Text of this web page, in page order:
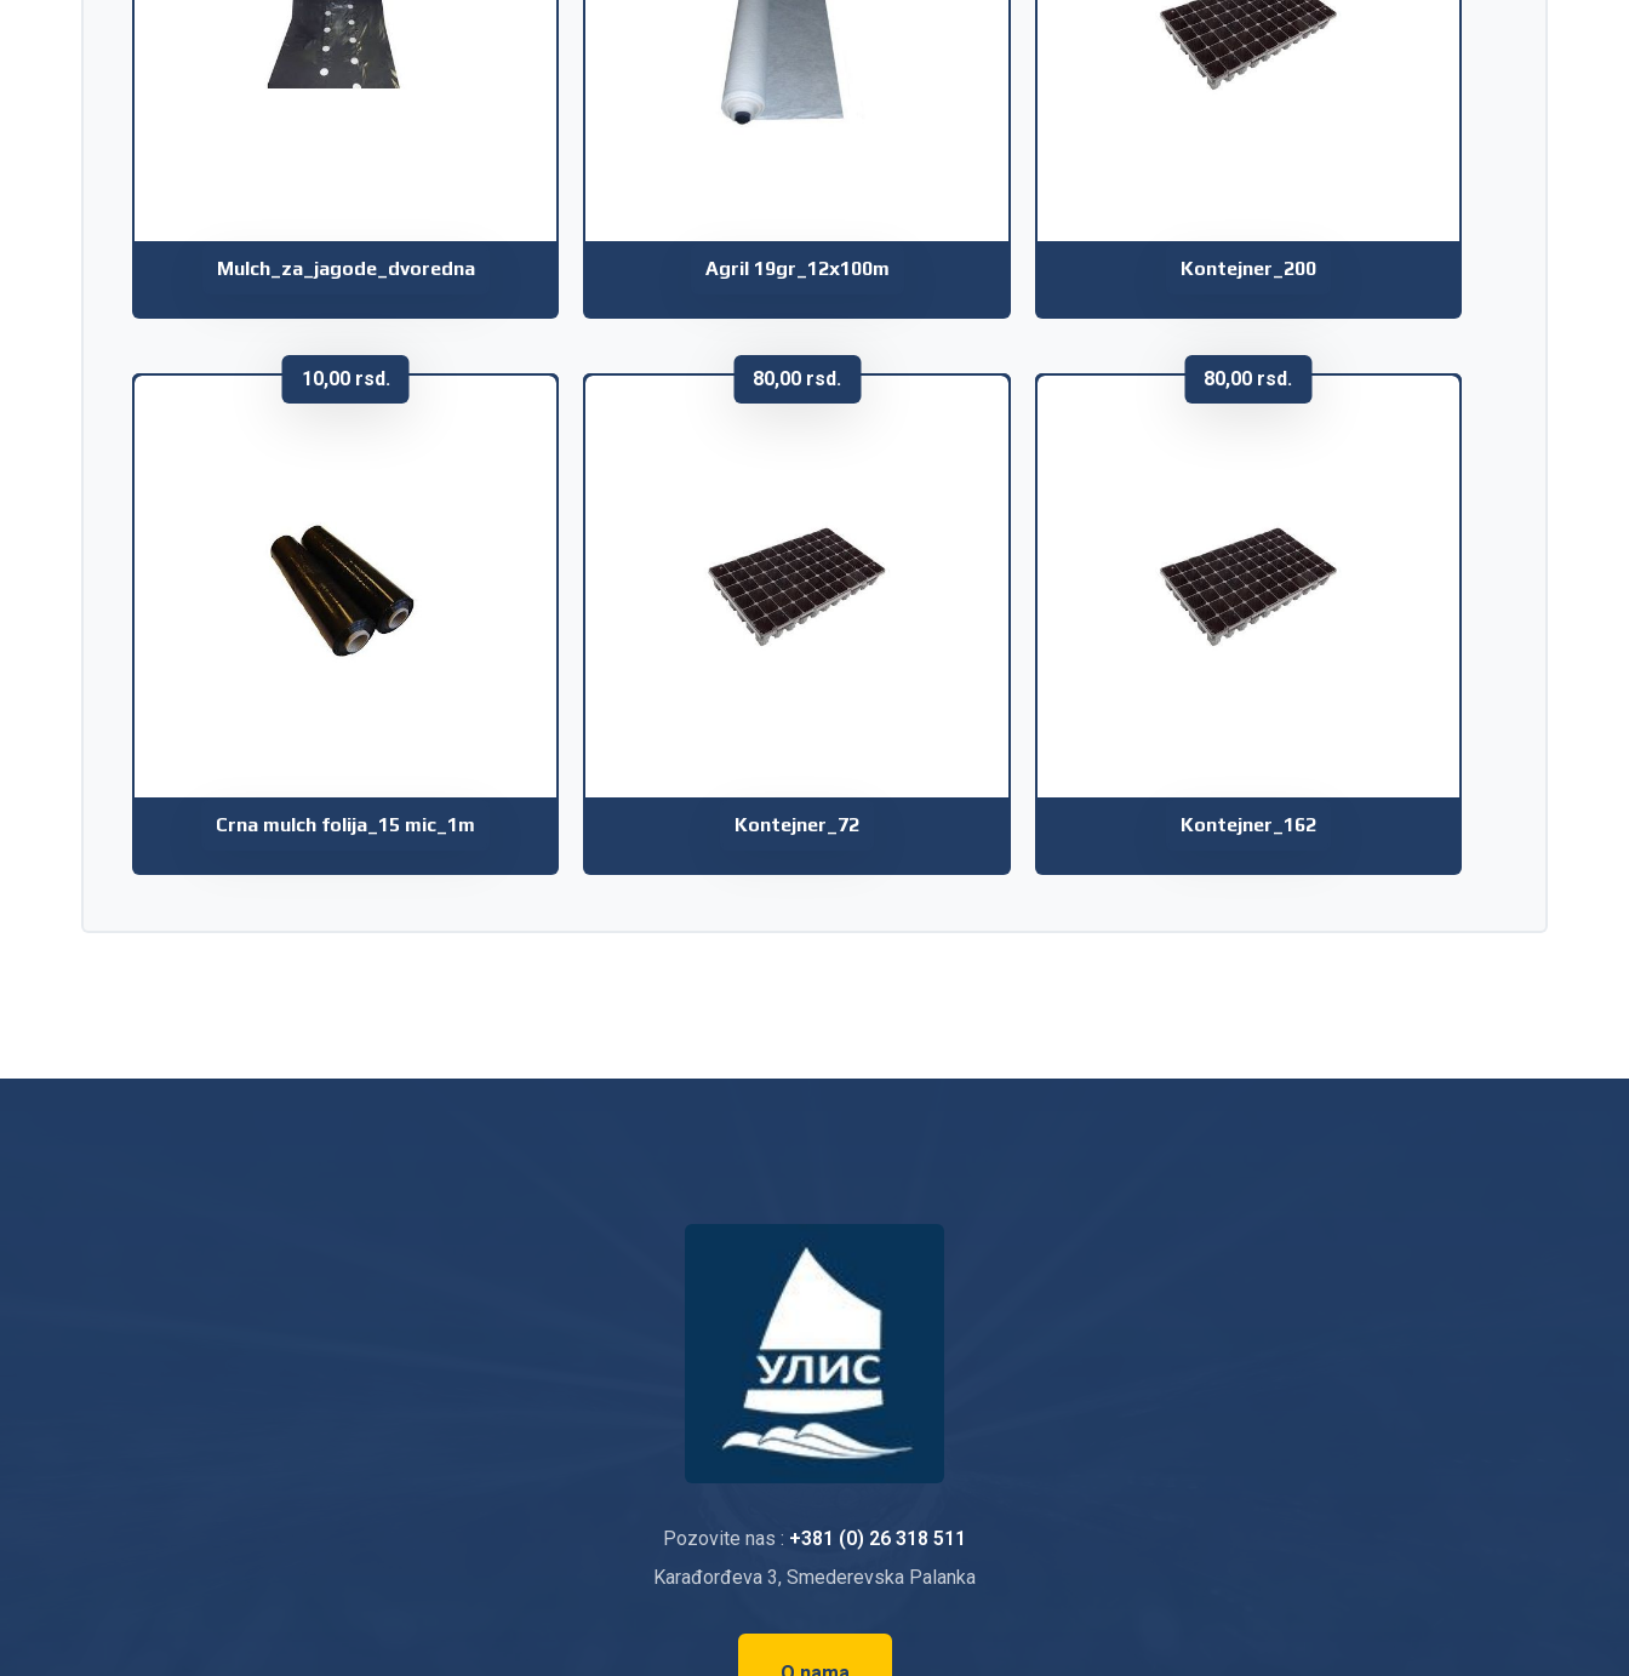
Mulch_za_jagode_dvoredna Agril 19gr_12x100m Kontejner_200
Crna mulch folija_15 mic_1m
10,00 rsd.
Kontejner_72
80,00 rsd.
Kontejner_162
80,00 rsd.
Pozovite nas : +381 (0) 26 318 511
Karađorđeva 3, Smederevska Palanka